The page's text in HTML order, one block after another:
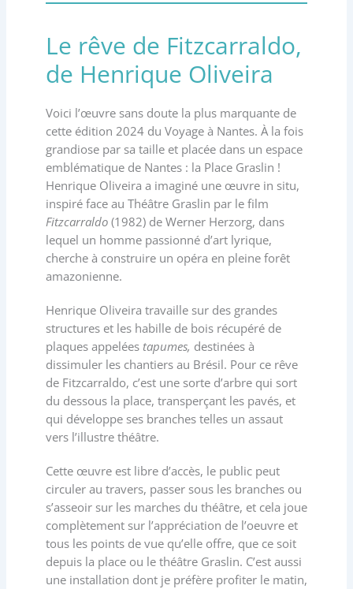
Le rêve de Fitzcarraldo,
de Henrique Oliveira
Voici l’œuvre sans doute la plus marquante de
cette édition 2024 du Voyage à Nantes. À la fois
grandiose par sa taille et placée dans un espace
emblématique de Nantes : la Place Graslin !
Henrique Oliveira a imaginé une œuvre in situ,
inspiré face au Théâtre Graslin par le film
Fitzcarraldo(1982) de Werner Herzorg, dans
lequel un homme passionné d’art lyrique,
cherche à construire un opéra en pleine forêt
amazonienne.
Henrique Oliveira travaille sur des grandes
structures et les habille de bois récupéré de
plaques appelées tapumes, destinées à
dissimuler les chantiers au Brésil. Pour ce rêve
de Fitzcarraldo, c’est une sorte d’arbre qui sort
du dessous la place, transperçant les pavés, et
qui développe ses branches telles un assaut
vers l’illustre théâtre.
Cette œuvre est libre d’accès, le public peut
circuler au travers, passer sous les branches ou
s’asseoir sur les marches du théâtre, et cela joue
complètement sur l’appréciation de l’oeuvre et
tous les points de vue qu’elle offre, que ce soit
depuis la place ou le théâtre Graslin. C’est aussi
une installation dont je préfère profiter le matin,